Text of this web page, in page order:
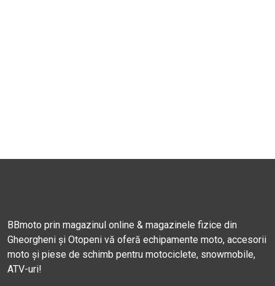
BBmoto prin magazinul online & magazinele fizice din
Gheorgheni și Otopeni vă oferă echipamente moto, accesorii
moto și piese de schimb pentru motociclete, snowmobile,
ATV-uri!